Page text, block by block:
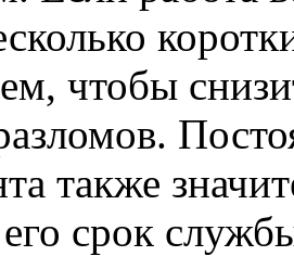
чтобы
также
срок